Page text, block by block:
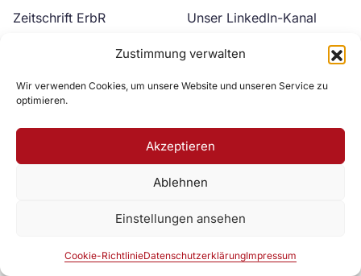
Zustimmung verwalten
Wir verwenden Cookies, um unsere Website und unseren Service zu
optimieren.
Akzeptieren
Ablehnen
Einstellungen ansehen
Cookie-RichtlinieDatenschutzerklärungImpressum
Zeitschrift ErbR
Unser LinkedIn-Kanal
Unser YouTube-Kanal
Zur DAV Webseite